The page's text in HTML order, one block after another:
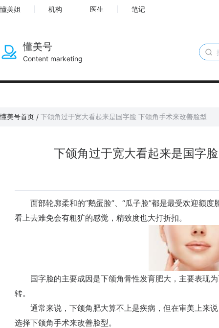
懂美姐 机构 医生 笔记
懂美号
Content marketing
懂美号首页 / 下颌角过于宽大看起来是国字脸 下颌角手术来改善脸型
下颌角过于宽大看起来是国字
面部轮廓柔和的“鹅蛋脸”、“瓜子脸”都是最受欢迎额度
看上去难免会有粗犷的感觉，精致度也大打折扣。
国字脸的主要成因是下颌角骨性发育肥大，主要表现为
转。
通常来说，下颌角肥大算不上是疾病，但在审美上来说
选择下颌角手术来改善脸型。